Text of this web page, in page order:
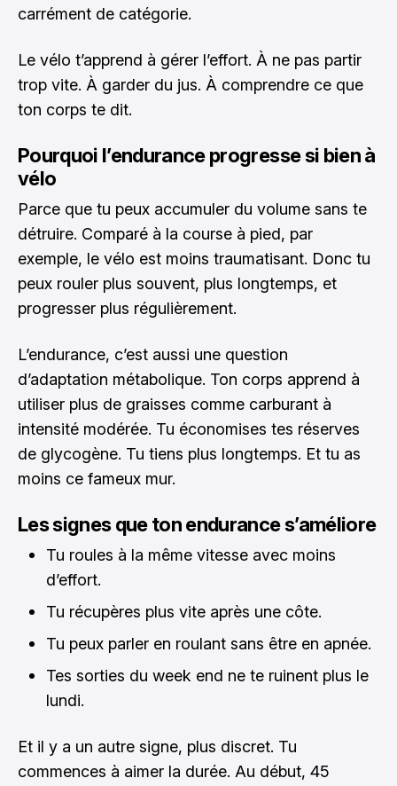
carrément de catégorie.
Le vélo t’apprend à gérer l’effort. À ne pas partir
trop vite. À garder du jus. À comprendre ce que
ton corps te dit.
Pourquoi l’endurance progresse si bien à
vélo
Parce que tu peux accumuler du volume sans te
détruire. Comparé à la course à pied, par
exemple, le vélo est moins traumatisant. Donc tu
peux rouler plus souvent, plus longtemps, et
progresser plus régulièrement.
L’endurance, c’est aussi une question
d’adaptation métabolique. Ton corps apprend à
utiliser plus de graisses comme carburant à
intensité modérée. Tu économises tes réserves
de glycogène. Tu tiens plus longtemps. Et tu as
moins ce fameux mur.
Les signes que ton endurance s’améliore
Tu roules à la même vitesse avec moins
d’effort.
Tu récupères plus vite après une côte.
Tu peux parler en roulant sans être en apnée.
Tes sorties du week end ne te ruinent plus le
lundi.
Et il y a un autre signe, plus discret. Tu
commences à aimer la durée. Au début, 45